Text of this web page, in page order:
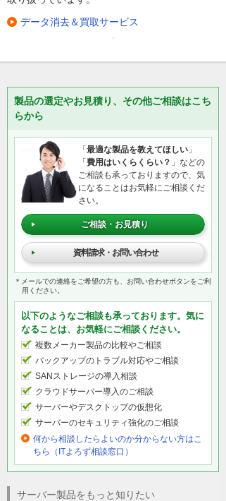
データ消去＆買取サービス
製品の選定やお見積り、その他ご相談はこち
らから
「 最適な製品を教えてほしい 」
「 費用はいくらくらい？ 」などの
ご相談も承っておりますので、気
になることはお気軽にご相談くだ
さい。
ご相談・お見積り
資料請求・お問い合わせ
＊メールでの連絡をご希望の方も、お問い合わせボタンをご利
用ください。
以下のようなご相談も承っております。気に
なることは、お気軽にご相談ください。
複数メーカー製品の比較やご相談
バックアップのトラブル対応やご相談
SANストレージの導入相談
クラウドサーバー導入のご相談
サーバーやデスクトップの仮想化
サーバーのセキュリティ強化のご相談
何から相談したらよいのか分からない方はこ
ちら（ITよろず相談窓口）
サーバー製品をもっと知りたい